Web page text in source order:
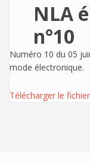
NLA
n°10
Numéro 10 du 05
mode électronique.
Télécharger le